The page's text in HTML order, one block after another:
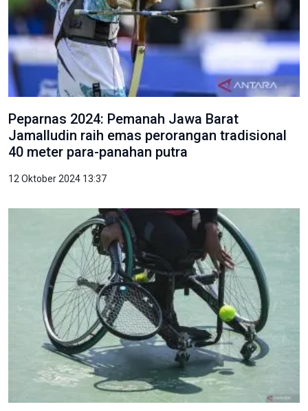
Peparnas 2024: Pemanah Jawa Barat
Jamalludin raih emas perorangan tradisional
40 meter para-panahan putra
12 Oktober 2024 13:37